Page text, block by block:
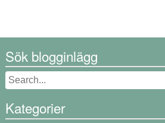
Sök blogginlägg
Kategorier